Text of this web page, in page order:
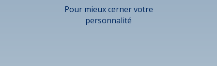
Pour mieux cerner votre
personnalité